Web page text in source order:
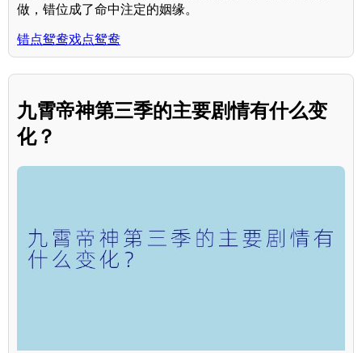
做，错位成了命中注定的姻缘。
错点鸳鸯戏点鸳鸯
九霄帝神第三季的主要剧情有什么变
化？